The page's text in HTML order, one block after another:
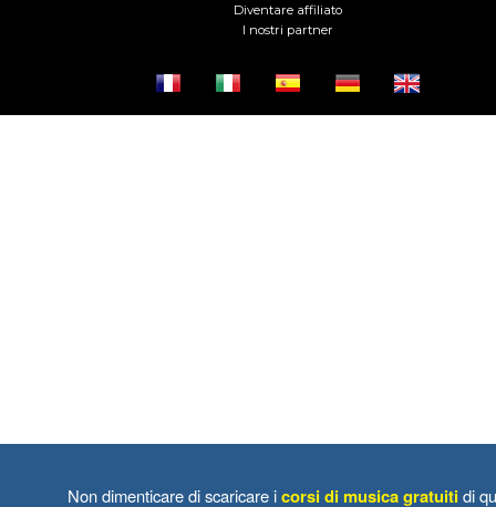
Diventare affiliato
I nostri partner
Non dimenticare di scaricare icorsi di musica gratuiti di